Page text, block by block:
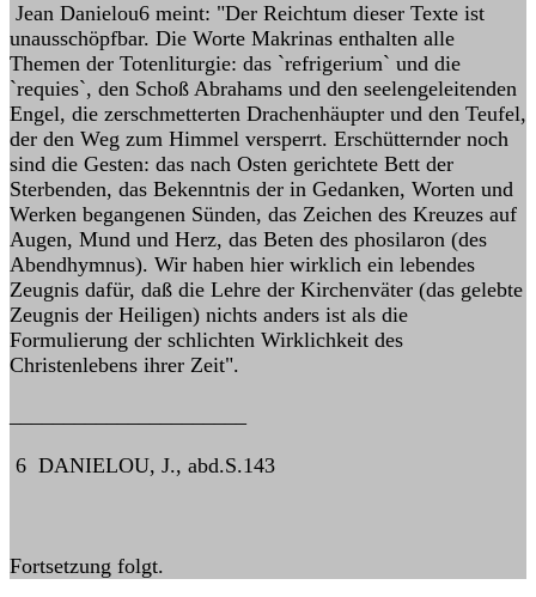
Jean Danielou6 meint: "Der Reichtum dieser Texte ist
unausschöpfbar. Die Worte Makrinas enthalten alle
Themen der Totenliturgie: das `refrigerium` und die
`requies`, den Schoß Abrahams und den seelengeleitenden
Engel, die zerschmetterten Drachenhäupter und den Teufel,
der den Weg zum Himmel versperrt. Erschütternder noch
sind die Gesten: das nach Osten gerichtete Bett der
Sterbenden, das Bekenntnis der in Gedanken, Worten und
Werken begangenen Sünden, das Zeichen des Kreuzes auf
Augen, Mund und Herz, das Beten des phosilaron (des
Abendhymnus). Wir haben hier wirklich ein lebendes
Zeugnis dafür, daß die Lehre der Kirchenväter (das gelebte
Zeugnis der Heiligen) nichts anders ist als die
Formulierung der schlichten Wirklichkeit des
Christenlebens ihrer Zeit".
6 DANIELOU, J., abd.S.143
Fortsetzung folgt.